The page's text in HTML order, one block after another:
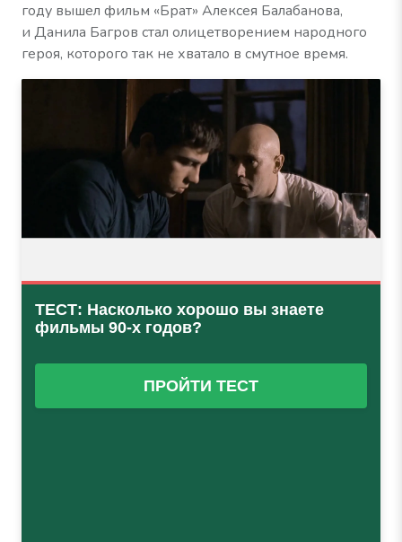
году вышел фильм «Брат» Алексея Балабанова,
и Данила Багров стал олицетворением народного
героя, которого так не хватало в смутное время.